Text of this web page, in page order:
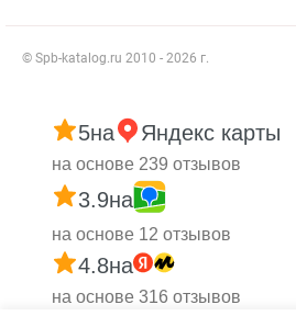
© Spb-katalog.ru 2010 - 2026 г.
5на Яндекс карты
на основе 239 отзывов
3.9на
на основе 12 отзывов
4.8на
на основе 316 отзывов